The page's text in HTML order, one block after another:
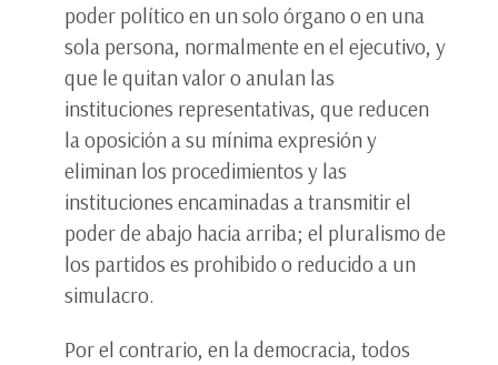
poder político en un solo órgano o en una
sola persona, normalmente en el ejecutivo, y
que le quitan valor o anulan las
instituciones representativas, que reducen
la oposición a su mínima expresión y
eliminan los procedimientos y las
instituciones encaminadas a transmitir el
poder de abajo hacia arriba; el pluralismo de
los partidos es prohibido o reducido a un
simulacro.
Por el contrario, en la democracia, todos